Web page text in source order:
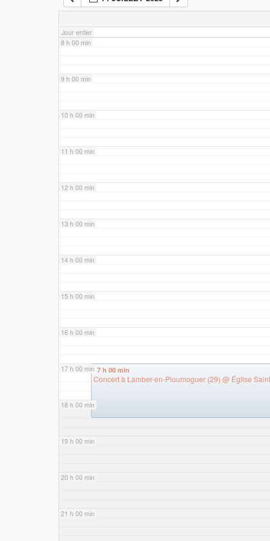
Jour entier
7 h 00 min
8 h 00 min
9 h 00 min
10 h 00 min
11 h 00 min
12 h 00 min
13 h 00 min
14 h 00 min
15 h 00 min
16 h 00 min
17 h 00 min
18 h 00 min
19 h 00 min
20 h 00 min
21 h 00 min
17 h 00 min
Concert à Lamber-en-Ploumoguer (29) @ Église